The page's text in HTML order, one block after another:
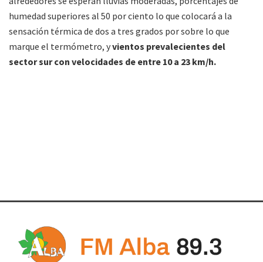
humedad superiores al 50 por ciento lo que colocará a la
sensación térmica de dos a tres grados por sobre lo que
marque el termómetro, yvientos prevalecientes del
sector sur con velocidades de entre 10 a 23 km/h.